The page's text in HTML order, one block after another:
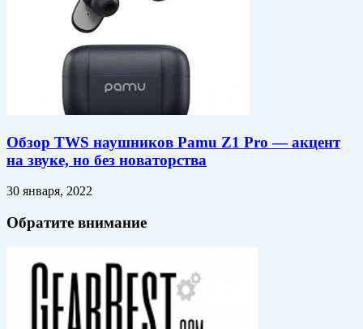
Обзор TWS наушников Pamu Z1 Pro — акцент
на звуке, но без новаторства
30 января, 2022
Обратите внимание